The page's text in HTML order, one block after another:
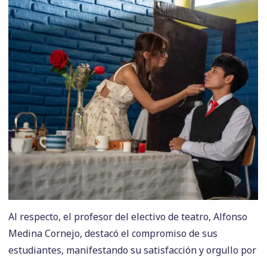
Al respecto, el profesor del electivo de teatro, Alfonso
Medina Cornejo, destacó el compromiso de sus
estudiantes, manifestando su satisfacción y orgullo por